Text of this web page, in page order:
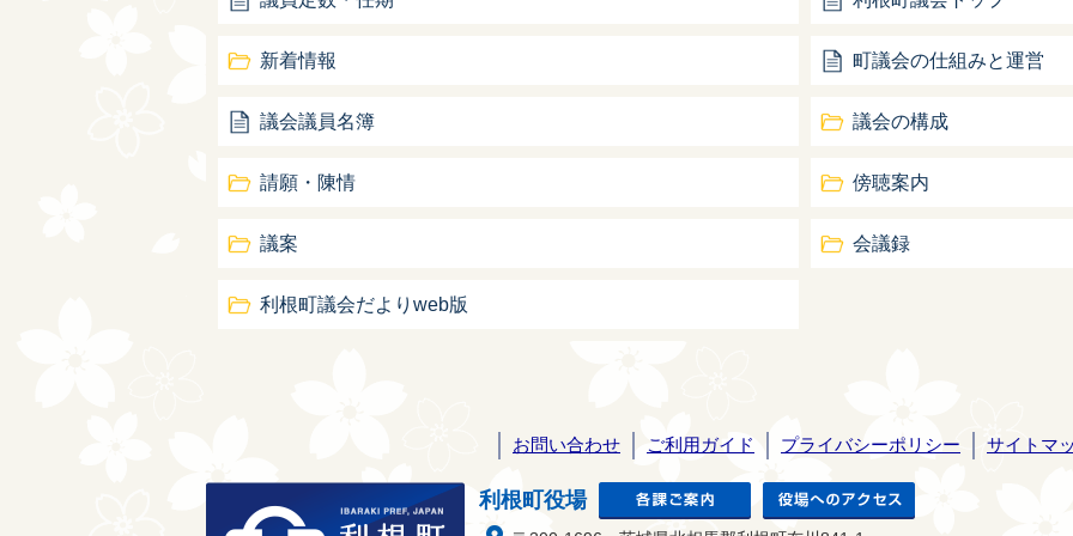
新着情報 町議会の仕組みと運営
議会議員名簿 議会の構成
請願・陳情 傍聴案内
議案 会議録
利根町議会だよりweb版
お問い合わせ ご利用ガイド プライバシーポリシー サイトマ
利根町
利根町役場 各課ご案内